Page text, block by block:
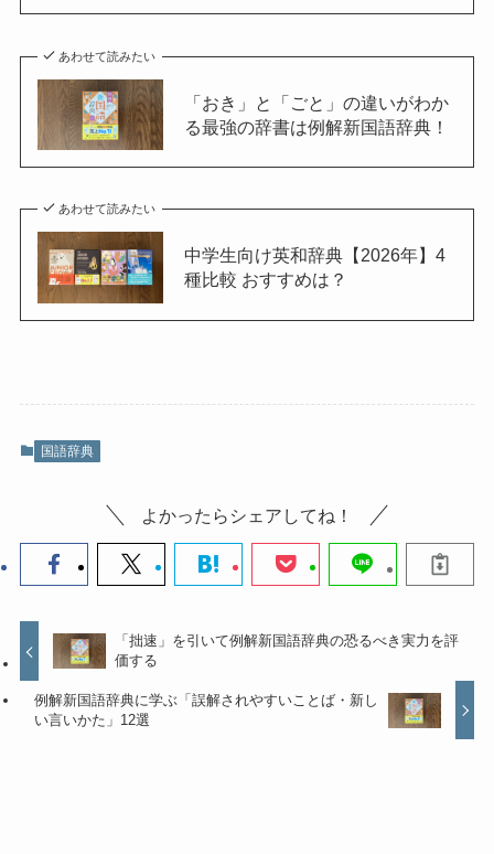
あわせて読みたい
「おき」と「ごと」の違いがわか
る最強の辞書は例解新国語辞典！
あわせて読みたい
中学生向け英和辞典【2026年】4
種比較 おすすめは？
国語辞典
よかったらシェアしてね！
「拙速」を引いて例解新国語辞典の恐るべき実力を評
価する
例解新国語辞典に学ぶ「誤解されやすいことば・新し
い言いかた」12選